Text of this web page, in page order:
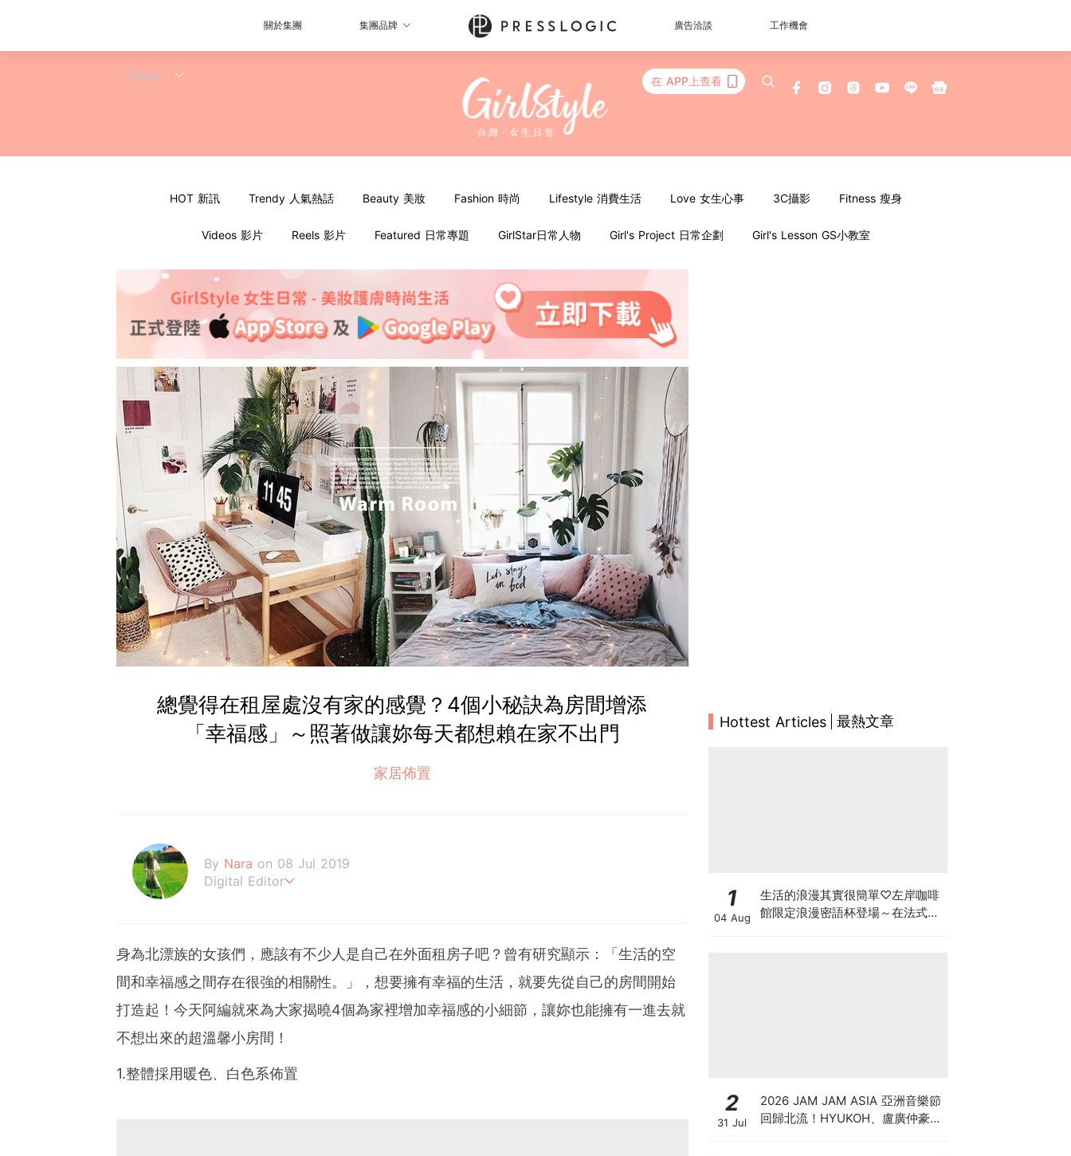
關於集團 集團品牌 廣告洽談 工作機會
在 APP上查看
HOT 新訊 Trendy 人氣熱話 Beauty 美妝 Fashion 時尚 Lifestyle 消費生活 Love 女生心事 3C攝影 Fitness 瘦身
Videos 影片 Reels 影片 Featured 日常專題 GirlStar日常人物 Girl's Project 日常企劃 Girl's Lesson GS小教室
總覺得在租屋處沒有家的感覺？4個小秘訣為房間增添
「幸福感」～照著做讓妳每天都想賴在家不出門
家居佈置
By Nara on 08 Jul 2019
Digital Editor
身為北漂族的女孩們，應該有不少人是自己在外面租房子吧？曾有研究顯示：「生活的空
間和幸福感之間存在很強的相關性。」，想要擁有幸福的生活，就要先從自己的房間開始
打造起！今天阿編就來為大家揭曉4個為家裡增加幸福感的小細節，讓妳也能擁有一進去就
不想出來的超溫馨小房間！
1.整體採用暖色、白色系佈置
Hottest Articles 最熱文章
1
04 Aug
生活的浪漫其實很簡單♡左岸咖啡
館限定浪漫密語杯登場～在法式咖
2
31 Jul
2026 JAM JAM ASIA 亞洲音樂節
回歸北流！HYUKOH、盧廣仲豪華